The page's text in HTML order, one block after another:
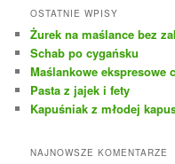
k
a
j
OSTATNIE WPISY
Żurek na maślance bez
Schab po cygańsku
Maślankowe ekspresowe
Pasta z jajek i fety
Kapuśniak z młodej
NAJNOWSZE KOMENTARZE